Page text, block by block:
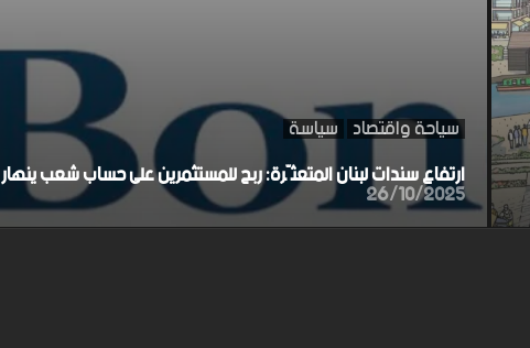
سياحة واقتصاد سياسة
ارتفاع سندات لبنان المتعثّرة: ربح للمستثمرين على حساب شعب ينهار
26/10/2025